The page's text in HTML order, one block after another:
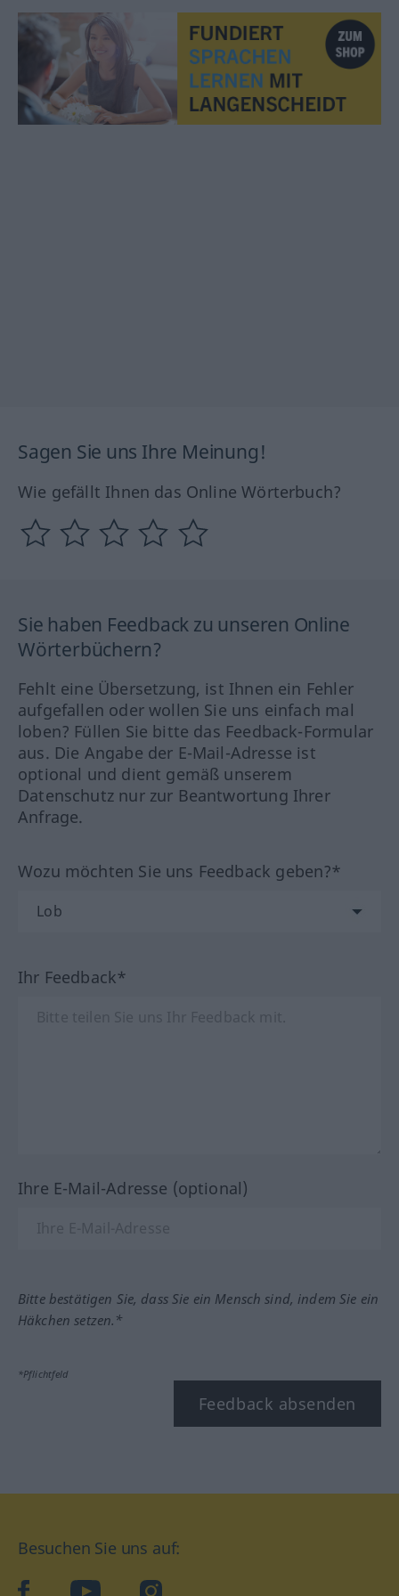
Sagen Sie uns Ihre Meinung!
Wie gefällt Ihnen das Online Wörterbuch?
Sie haben Feedback zu unseren Online
Wörterbüchern?
Fehlt eine Übersetzung, ist Ihnen ein Fehler
aufgefallen oder wollen Sie uns einfach mal
loben? Füllen Sie bitte das Feedback-Formular
aus. Die Angabe der E-Mail-Adresse ist
optional und dient gemäß unserem
Datenschutz nur zur Beantwortung Ihrer
Anfrage.
Wozu möchten Sie uns Feedback geben?*
Ihr Feedback*
Ihre E-Mail-Adresse (optional)
Bitte bestätigen Sie, dass Sie ein Mensch sind, indem Sie ein
Häkchen setzen.*
*Pflichtfeld
Feedback absenden
Besuchen Sie uns auf:
facebookYouTube Instagram